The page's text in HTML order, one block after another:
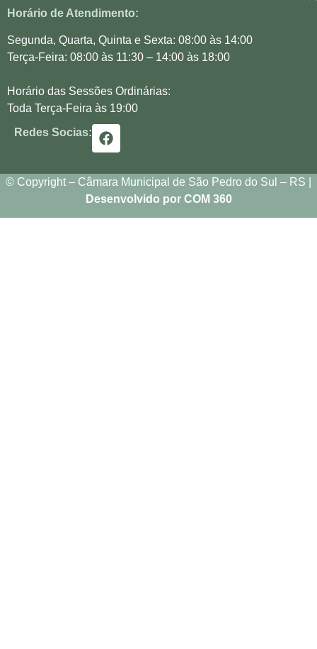
Horário de Atendimento:
Segunda, Quarta, Quinta e Sexta: 08:00 às 14:00
Terça-Feira: 08:00 às 11:30 – 14:00 às 18:00
Horário das Sessões Ordinárias:
Toda Terça-Feira às 19:00
Redes Socias:
© Copyright – Câmara Municipal de São Pedro do Sul – RS |
Desenvolvido por COM 360